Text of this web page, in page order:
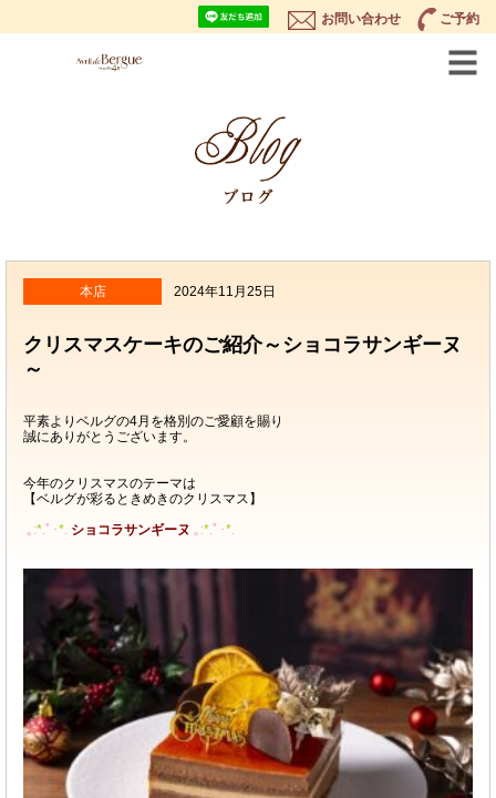
お問い合わせ ご予約
本店 2024年11月25日
クリスマスケーキのご紹介～ショコラサンギーヌ
～
平素よりベルグの4月を格別のご愛顧を賜り
誠にありがとうございます。
今年のクリスマスのテーマは
【ベルグが彩るときめきのクリスマス】
｡:*.ﾟ･*. ショコラサンギーヌ ｡:*.ﾟ･*.